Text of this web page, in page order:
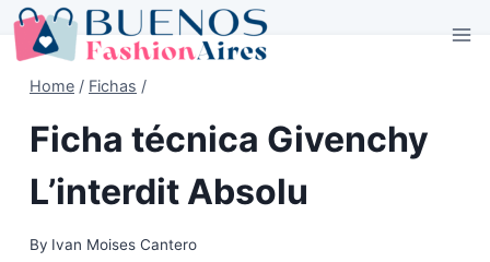
Skip
to
Home / Fichas /
Ficha técnica Givenchy
L’interdit Absolu
By Ivan Moises Cantero